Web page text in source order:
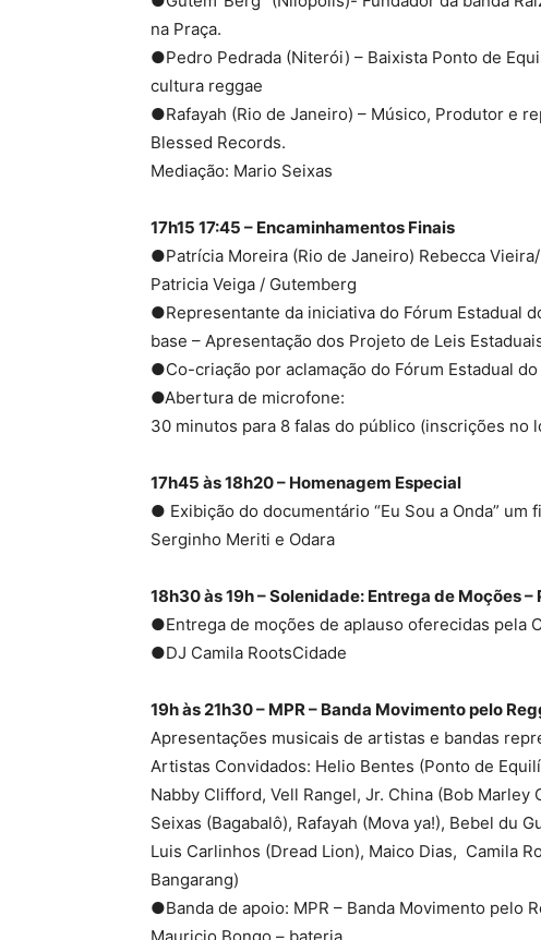
na Praça.
●Pedro Pedrada (Niterói) – Baixista Ponto de
cultura reggae
●Rafayah (Rio de Janeiro) – Músico, Produtor e
Blessed Records.
Mediação: Mario Seixas
17h15 17:45 – Encaminhamentos Finais
●Patrícia Moreira (Rio de Janeiro) Rebecca
Patricia Veiga / Gutemberg
●Representante da iniciativa do Fórum Estadual
base – Apresentação dos Projeto de Leis
●Co-criação por aclamação do Fórum Estadual
●Abertura de microfone:
30 minutos para 8 falas do público (inscrições no
17h45 às 18h20 – Homenagem Especial
● Exibição do documentário “Eu Sou a Onda”
Serginho Meriti e Odara
18h30 às 19h – Solenidade: Entrega de Moções –
●Entrega de moções de aplauso oferecidas pela
●DJ Camila RootsCidade
19h às 21h30 – MPR – Banda Movimento pelo
Apresentações musicais de artistas e bandas
Artistas Convidados: Helio Bentes (Ponto de
Nabby Clifford, Vell Rangel, Jr. China (Bob Marley
Seixas (Bagabalô), Rafayah (Mova ya!), Bebel du
Luis Carlinhos (Dread Lion), Maico Dias, Camila
Bangarang)
●Banda de apoio: MPR – Banda Movimento pelo
Mauricio Bongo – bateria